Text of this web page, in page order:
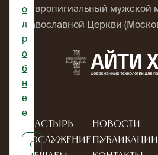
ставропигиальный мужской
Православной Церкви
Монастырь
Богослужение
Новости
Публикации
о
д
р
о
б
н
е
е
О